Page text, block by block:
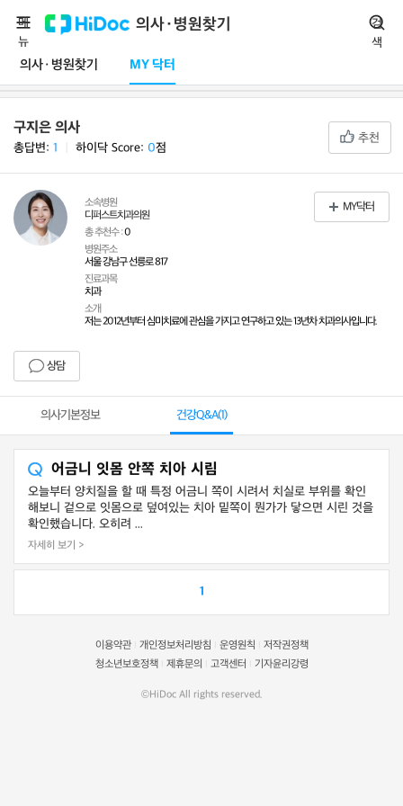
의사·병원찾기
의사·병원찾기 MY 닥터
메
뉴
검
색
구지은 의사
총답변: 1 하이닥 Score: 0점
추천
소속병원
디퍼스트치과의원
총 추천수 :0
병원주소
서울 강남구 선릉로 817
진료과목
치과
소개
저는 2012년부터 심미치료에 관심을 가지고 연구하고 있는 13년차 치과의사입니다.
상담
MY닥터
의사기본정보 건강Q&A(1)
어금니 잇몸 안쪽 치아 시림
오늘부터 양치질을 할 때 특정 어금니 쪽이 시려서 치실로 부위를 확인
해보니 겉으로 잇몸으로 덮여있는 치아 밑쪽이 뭔가가 닿으면 시린 것을
확인했습니다. 오히려 ...
자세히 보기 >
1
이용약관 개인정보처리방침 운영원칙
저작권정책
청소년보호정책
제휴문의 고객센터 기자윤리강령
©HiDoc All rights reserved.